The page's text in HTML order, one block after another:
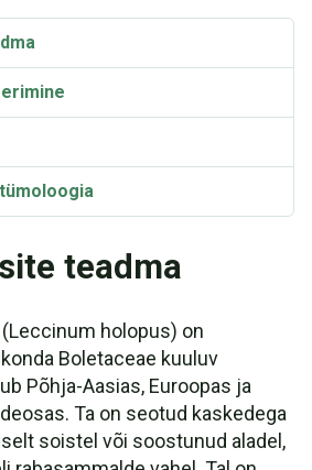
teadma
holopus) on
Boletaceae kuuluv
Põhja-Aasias, Euroopas ja
Ta on seotud kaskedega
soistel või soostunud aladel,